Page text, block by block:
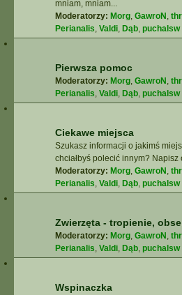
mniam, mniam...
Moderatorzy: Morg, GawroN ,
Perianalis, Valdi, Dąb, puchalsw
Pierwsza pomoc
Moderatorzy: Morg, GawroN ,
Perianalis, Valdi, Dąb, puchalsw
Ciekawe miejsca
Szukasz informacji o jakimś
chciałbyś polecić innym? Napisz
Moderatorzy: Morg, GawroN ,
Perianalis, Valdi, Dąb, puchalsw
Zwierzęta - tropienie,
Moderatorzy: Morg, GawroN ,
Perianalis, Valdi, Dąb, puchalsw
Wspinaczka